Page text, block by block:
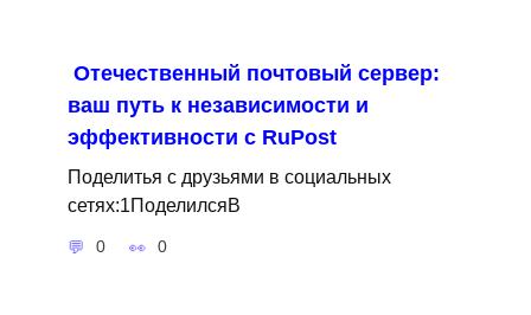
Отечественный почтовый сервер:
ваш путь к независимости и
эффективности с RuPost
Поделитья с друзьями в социальных
сетях:1ПоделилсяВ
0 0